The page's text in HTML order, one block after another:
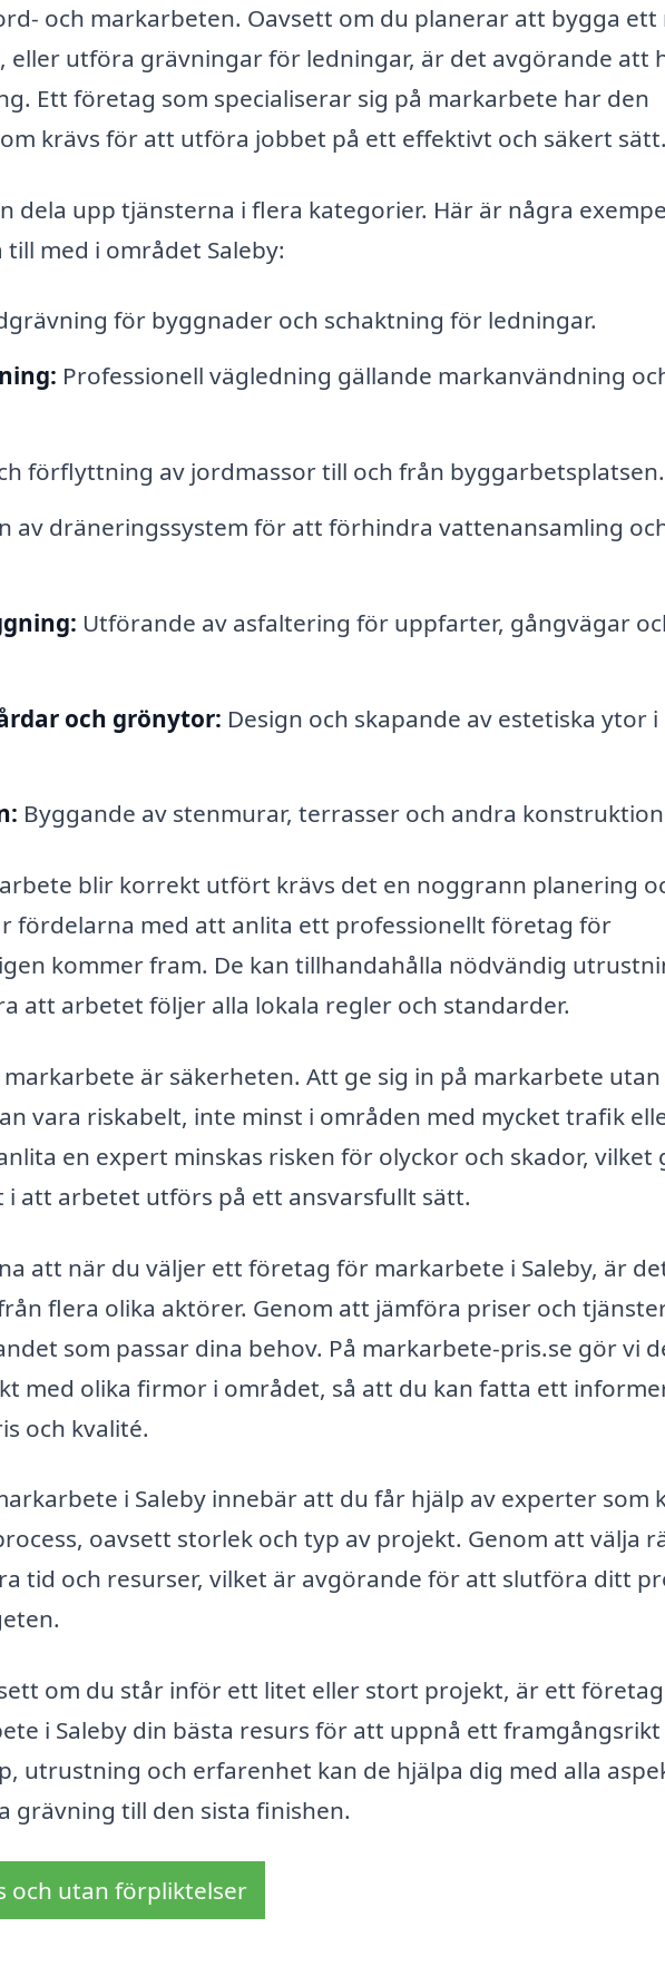
och markarbeten. Oavsett om du planerar att bygga
eller utföra grävningar för ledningar, är det avgörande att
Ett företag som specialiserar sig på markarbete har den
krävs för att utföra jobbet på ett effektivt och säkert
dela upp tjänsterna i flera kategorier. Här är några
med i området Saleby:
för byggnader och schaktning för ledningar.
Professionell vägledning gällande markanvändning
förflyttning av jordmassor till och från byggarbetsplatsen.
av dräneringssystem för att förhindra vattenansamling
Utförande av asfaltering för uppfarter, gångvägar
och grönytor: Design och skapande av estetiska ytor i
Byggande av stenmurar, terrasser och andra
blir korrekt utfört krävs det en noggrann planering
fördelarna med att anlita ett professionellt företag för
kommer fram. De kan tillhandahålla nödvändig
att arbetet följer alla lokala regler och standarder.
markarbete är säkerheten. Att ge sig in på markarbete
vara riskabelt, inte minst i områden med mycket trafik
en expert minskas risken för olyckor och skador, vilket
att arbetet utförs på ett ansvarsfullt sätt.
att när du väljer ett företag för markarbete i Saleby, är
flera olika aktörer. Genom att jämföra priser och
som passar dina behov. På markarbete-pris.se gör vi
med olika firmor i området, så att du kan fatta ett
och kvalité.
i Saleby innebär att du får hjälp av experter som
oavsett storlek och typ av projekt. Genom att välja
tid och resurser, vilket är avgörande för att slutföra ditt
om du står inför ett litet eller stort projekt, är ett
i Saleby din bästa resurs för att uppnå ett framgångsrikt
utrustning och erfarenhet kan de hjälpa dig med alla
grävning till den sista finishen.
och utan förpliktelser